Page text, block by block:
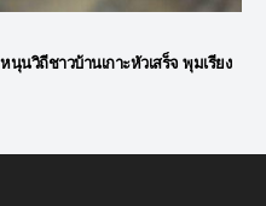
วิถีชาวบ้านเกาะหัวเสร็จ พุมเรียง